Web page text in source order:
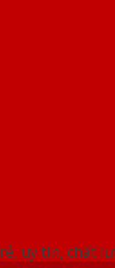
uy tín, chất